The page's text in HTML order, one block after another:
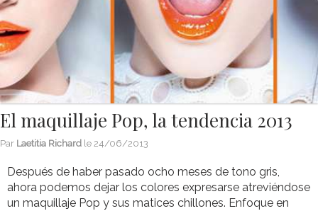
El maquillaje Pop, la tendencia 2013
Par Laetitia Richard le 24/06/2013
Después de haber pasado ocho meses de tono gris,
ahora podemos dejar los colores expresarse atreviéndose
un maquillaje Pop y sus matices chillones. Enfoque en